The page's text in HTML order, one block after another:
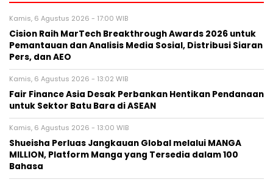
Kamis, 6 Agustus 2026 - 17:00 WIB
Cision Raih MarTech Breakthrough Awards 2026 untuk
Pemantauan dan Analisis Media Sosial, Distribusi Siaran
Pers, dan AEO
Kamis, 6 Agustus 2026 - 13:02 WIB
Fair Finance Asia Desak Perbankan Hentikan Pendanaan
untuk Sektor Batu Bara di ASEAN
Kamis, 6 Agustus 2026 - 13:00 WIB
Shueisha Perluas Jangkauan Global melalui MANGA
MILLION, Platform Manga yang Tersedia dalam 100
Bahasa